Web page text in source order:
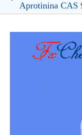
Aprotinina CAS